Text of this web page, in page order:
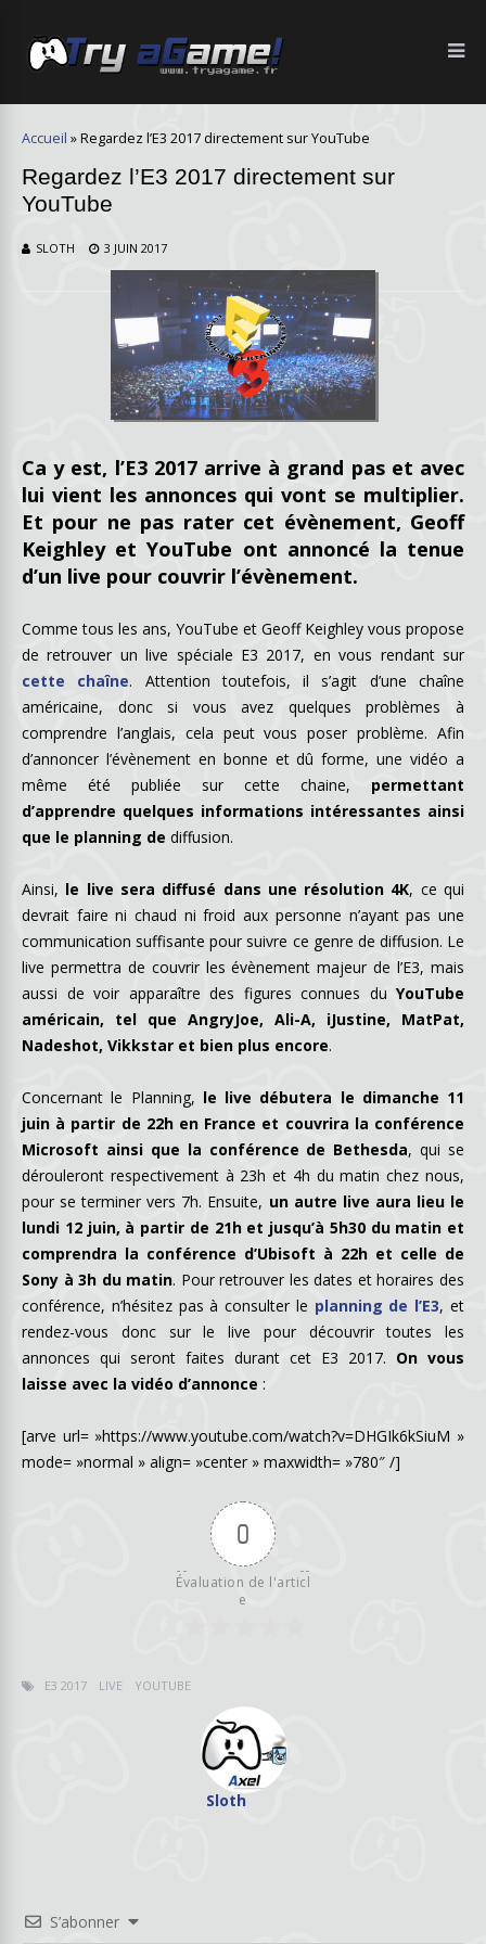
Accueil »Regardez l’E3 2017 directement sur YouTube
Regardez l’E3 2017 directement sur
YouTube
SLOTH 3 JUIN 2017
Ca y est, l’E3 2017 arrive à grand pas et avec
lui vient les annonces qui vont se multiplier.
Et pour ne pas rater cet évènement, Geoff
Keighley et YouTube ont annoncé la tenue
d’un live pour couvrir l’évènement.
Comme tous les ans, YouTube et Geoff Keighley vous propose
de retrouver un live spéciale E3 2017, en vous rendant sur
cette chaîne. Attention toutefois, il s’agit d’une chaîne
américaine, donc si vous avez quelques problèmes à
comprendre l’anglais, cela peut vous poser problème. Afin
d’annoncer l’évènement en bonne et dû forme, une vidéo a
même été publiée sur cette chaine, permettant
d’apprendre quelques informations intéressantes ainsi
que le planning de diffusion.
Ainsi, le live sera diffusé dans une résolution 4K, ce qui
devrait faire ni chaud ni froid aux personne n’ayant pas une
communication suffisante pour suivre ce genre de diffusion. Le
live permettra de couvrir les évènement majeur de l’E3, mais
aussi de voir apparaître des figures connues duYouTube
américain, tel que AngryJoe, Ali-A, iJustine, MatPat,
Nadeshot, Vikkstar et bien plus encore.
Concernant le Planning, le live débutera le dimanche 11
juin à partir de 22h en France et couvrira la conférence
Microsoft ainsi que la conférence de Bethesda, qui se
dérouleront respectivement à 23h et 4h du matin chez nous,
pour se terminer vers 7h. Ensuite, un autre live aura lieu le
lundi 12 juin, à partir de 21h et jusqu’à 5h30 du matin et
comprendra la conférence d’Ubisoft à 22h et celle de
Sony à 3h du matin. Pour retrouver les dates et horaires des
conférence, n’hésitez pas à consulter le planning de l’E3, et
rendez-vous donc sur le live pour découvrir toutes les
annonces qui seront faites durant cet E3 2017. On vous
laisse avec la vidéo d’annonce :
[arve url= »https://www.youtube.com/watch?v=DHGIk6kSiuM »
mode= »normal » align= »center » maxwidth= »780″ /]
0
Évaluation de l'articl
e
E3 2017 LIVE YOUTUBE
Sloth
S’abonner